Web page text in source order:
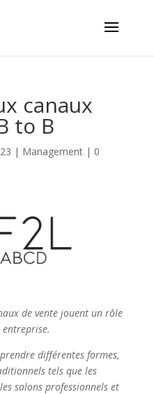
canaux
to B
| Management| 0
de vente jouent un rôle
entreprise.
différentes formes,
tels que les
salons professionnels et